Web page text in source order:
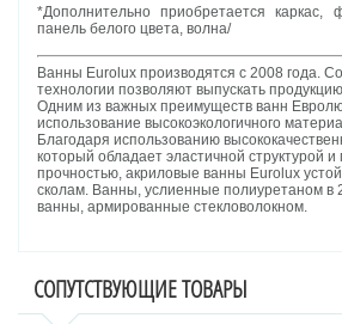
*Дополнительно приобретается каркас,
панель белого цвета, волна/
Ванны Eurolux производятся с 2008 года.
технологии позволяют выпускать
Одним из важных преимуществ ванн
использование высокоэкологичного
Благодаря использованию
который обладает эластичной структурой
прочностью, акриловые ванны Eurolux
сколам. Ванны, услиенные полиуретаном в
ванны, армированные стекловолокном.
СОПУТСТВУЮЩИЕ ТОВАРЫ